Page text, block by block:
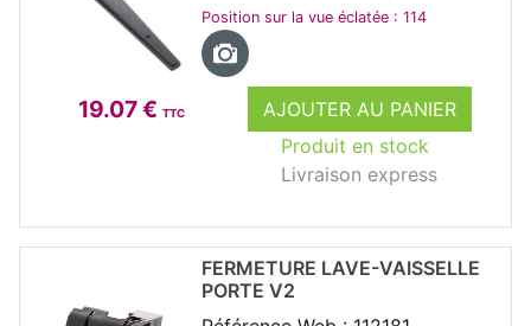
19.07 € TTC
AJOUTER AU PANIER
Produit en stock
Livraison express
Position sur la vue éclatée : 114
FERMETURE LAVE-VAISSELLE
PORTE V2